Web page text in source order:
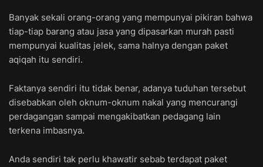
Banyak sekali orang-orang yang mempunyai pikiran bahwa
tiap-tiap barang atau jasa yang dipasarkan murah pasti
mempunyai kualitas jelek, sama halnya dengan paket
aqiqah itu sendiri.
Faktanya sendiri itu tidak benar, adanya tuduhan tersebut
disebabkan oleh oknum-oknum nakal yang mencurangi
perdagangan sampai mengakibatkan pedagang lain
terkena imbasnya.
Anda sendiri tak perlu khawatir sebab terdapat paket